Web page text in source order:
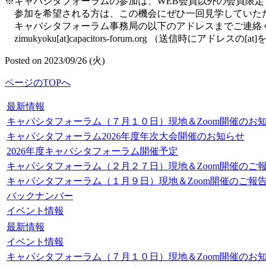
参加を希望される方は、この機会にぜひ一回見学していた
キャパシタフォーラム事務局の以下のアドレスまでご連絡
zimukyoku[at]capacitors-forum.org （送信時にアドレスの[at]
Posted on 2023/09/26 (火)
ページのTOPへ
最新情報
キャパシタフォーラム（７月１０日）現地＆Zoom開催のお
キャパシタフォーラム2026年度年次大会開催のお知らせ
2026年度キャパシタフォーラム開催予定
キャパシタフォーラム（２月２７日）現地＆Zoom開催のご
キャパシタフォーラム（１月９日）現地＆Zoom開催のご報
バックナンバー
イベント情報
最新情報
イベント情報
キャパシタフォーラム（７月１０日）現地＆Zoom開催のお